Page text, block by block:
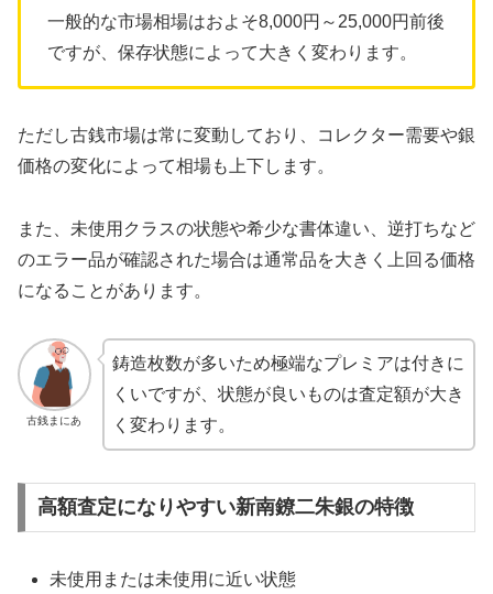
一般的な市場相場はおよそ8,000円～25,000円前後
ですが、保存状態によって大きく変わります。
ただし古銭市場は常に変動しており、コレクター需要や銀
価格の変化によって相場も上下します。
また、未使用クラスの状態や希少な書体違い、逆打ちなど
のエラー品が確認された場合は通常品を大きく上回る価格
になることがあります。
古銭まにあ
鋳造枚数が多いため極端なプレミアは付きに
くいですが、状態が良いものは査定額が大き
く変わります。
高額査定になりやすい新南鐐二朱銀の特徴
未使用または未使用に近い状態